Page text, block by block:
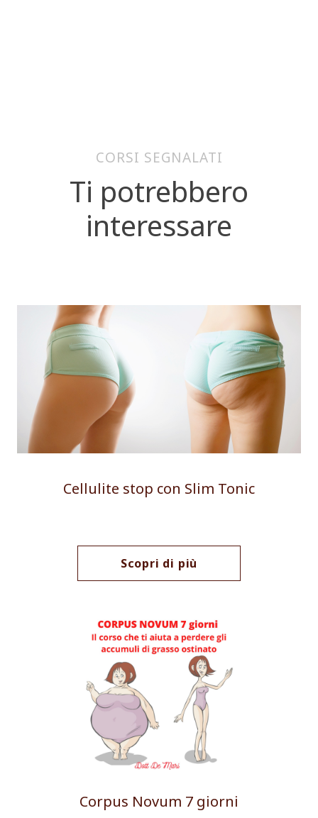
CORSI SEGNALATI
Ti potrebbero
interessare
Cellulite stop con Slim Tonic
Scopri di più
Corpus Novum 7 giorni